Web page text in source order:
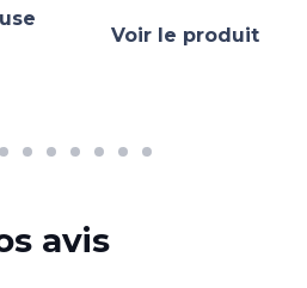
Voir le produit
avis